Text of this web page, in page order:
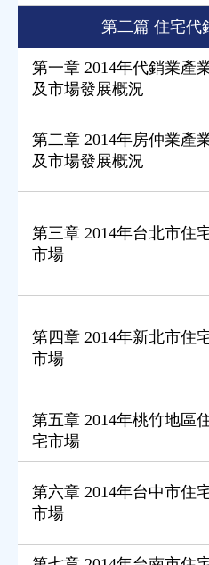
第二篇 住宅代
第一章 2014年代銷業產
及市場發展概況
第二章 2014年房仲業產
及市場發展概況
第三章 2014年台北市住
市場
第四章 2014年新北市住
市場
第五章 2014年桃竹地區
宅市場
第六章 2014年台中市住
市場